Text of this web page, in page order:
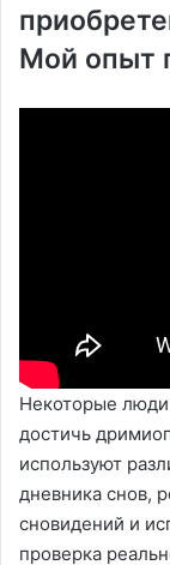
Мой опыт
Некоторые
достичь
используют
дневника снов,
сновидений и
проверка